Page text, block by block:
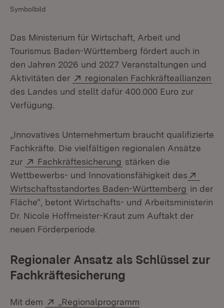
Symbolbild
Das Ministerium für Wirtschaft, Arbeit und
Tourismus Baden-Württemberg fördert auch in
den Jahren 2026 und 2027 Veranstaltungen und
Aktivitäten der
Extern:
regionalen Fachkräfteallianzen
des Landes und stellt dafür 400.000 Euro zur
Verfügung.
„Innovatives Unternehmertum braucht qualifizierte
Fachkräfte. Die vielfältigen regionalen Ansätze
zur
Extern:
Fachkräftesicherung (Öffnet in neuem
stärken die
Wettbewerbs- und Innovationsfähigkeit des
Wirtschaftsstandortes Baden-Württemberg (Öffnet
in der
Fläche“, betont Wirtschafts- und Arbeitsministerin
Dr. Nicole Hoffmeister-Kraut zum Auftakt der
neuen Förderperiode.
Regionaler Ansatz als Schlüssel zur
Fachkräftesicherung
Mit dem Extern:
„Regionalprogramm